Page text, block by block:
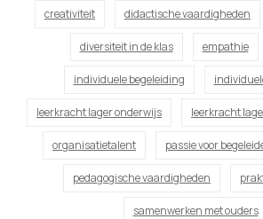
creativiteit didactische vaardigheden
diversiteit in de klas empathie
individuele begeleiding
leerkracht lager onderwijs leerkracht
organisatietalent passie voor
pedagogische vaardigheden
samenwerken met ouders